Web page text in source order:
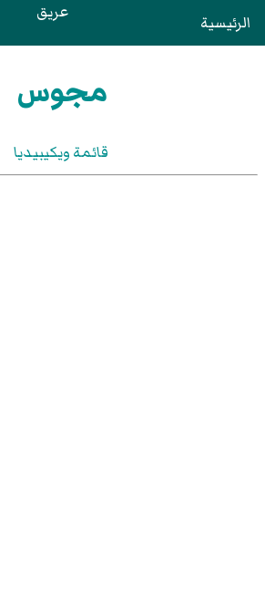
الرئيسية عريق
مجوس
قائمة ويكيبيديا